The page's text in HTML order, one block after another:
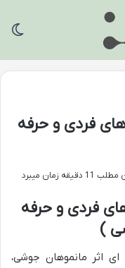
فردی و حرفه
زمان میبرد
فردی و حرفه
)
اثر مانموهان جوشی،